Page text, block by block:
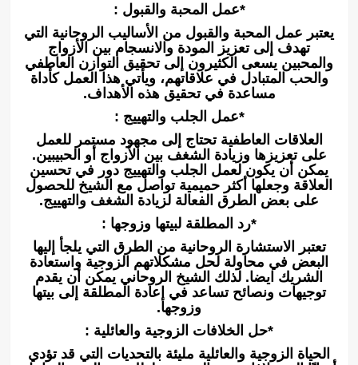
*عمل المحبة والقبول :
يعتبر عمل المحبة والقبول من الأساليب الروحانية التي
تهدف إلى تعزيز المودة والانسجام بين الأزواج
والمحبين يسعى الكثيرون إلى تحقيق التوازن العاطفي
والحب المتبادل في علاقاتهم، ويأتي هذا العمل كأداة
مساعدة في تحقيق هذه الأهداف.
*عمل الجلب والتهييج :
العلاقات العاطفية تحتاج إلى مجهود مستمر للعمل
على تعزيزها وزيادة الشغف بين الأزواج أو الحبيبين.
يمكن أن يكون لعمل الجلب والتهييج دور في تحسين
العلاقة وجعلها أكثر حميمية تواصل مع الشيخ للحصول
على بعض الطرق الفعالة لزيادة الشغف والتهييج.
*رد المطلقة لبيتها وزوجها :
تعتبر الاستشارة الروحانية من الطرق التي يلجأ إليها
البعض في محاولة لحل مشكلاتهم الزوجية واستعادة
الشريك ايضا. لذلك الشيخ الروحاني يمكن أن يقدم
توجيهات ونصائح تساعد في إعادة المطلقة إلى بيتها
وزوجها.
*حل الخلافات الزوجية والعائلية :
الحياة الزوجية والعائلية مليئة بالتحديات التي قد تؤدي